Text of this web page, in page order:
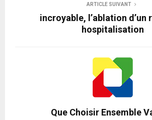
ARTICLE SUIVANT
incroyable, l’ablation d’un
hospitalisation
Que Choisir Ensemble